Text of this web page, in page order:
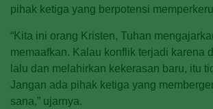
pihak ketiga yang berpotensi
“Kita ini orang Kristen, Tuhan
memaafkan. Kalau konflik terjadi karena
lalu dan melahirkan kekerasan baru, itu
Jangan ada pihak ketiga yang
sana,” ujarnya.